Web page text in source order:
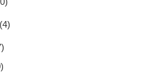
(4)